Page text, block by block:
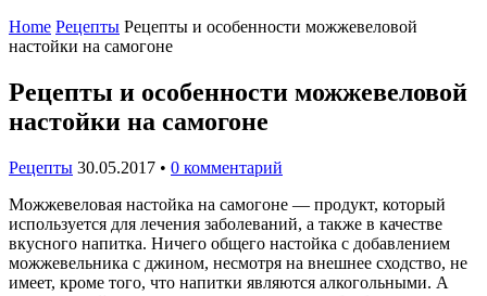
Home Рецепты Рецепты и особенности можжевеловой
настойки на самогоне
Рецепты и особенности можжевеловой
настойки на самогоне
Рецепты 30.05.2017 • 0 комментарий
Можжевеловая настойка на самогоне — продукт, который
используется для лечения заболеваний, а также в качестве
вкусного напитка. Ничего общего настойка с добавлением
можжевельника с джином, несмотря на внешнее сходство, не
имеет, кроме того, что напитки являются алкогольными. А